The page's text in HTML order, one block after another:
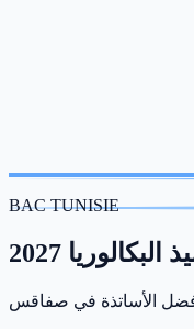
BAC TUNISIE
2027